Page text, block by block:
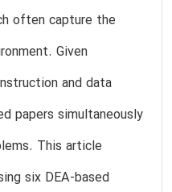
often capture the
Given
and data
papers simultaneously
This article
six DEA-based